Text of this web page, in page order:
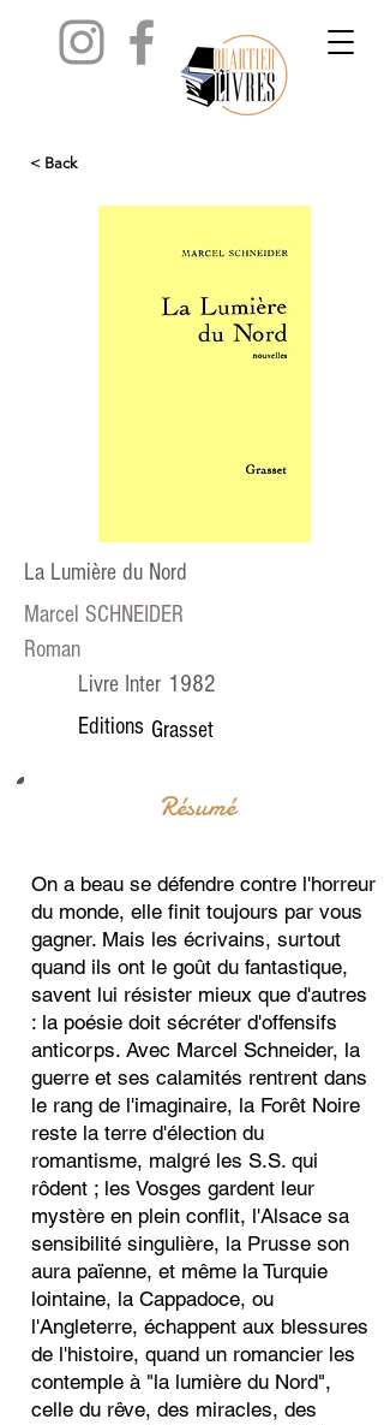
< Back
La Lumière du Nord
Marcel SCHNEIDER
Roman
Livre Inter 1982
Editions Grasset
Résumé
On a beau se défendre contre l'horreur
du monde, elle finit toujours par vous
gagner. Mais les écrivains, surtout
quand ils ont le goût du fantastique,
savent lui résister mieux que d'autres
: la poésie doit sécréter d'offensifs
anticorps. Avec Marcel Schneider, la
guerre et ses calamités rentrent dans
le rang de l'imaginaire, la Forêt Noire
reste la terre d'élection du
romantisme, malgré les S.S. qui
rôdent ; les Vosges gardent leur
mystère en plein conflit, l'Alsace sa
sensibilité singulière, la Prusse son
aura païenne, et même la Turquie
lointaine, la Cappadoce, ou
l'Angleterre, échappent aux blessures
de l'histoire, quand un romancier les
contemple à "la lumière du Nord",
celle du rêve, des miracles, des